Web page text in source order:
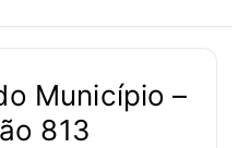
Município –
813